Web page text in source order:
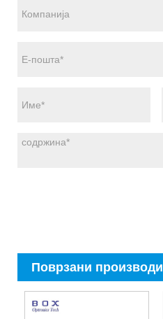
Поврзани производи